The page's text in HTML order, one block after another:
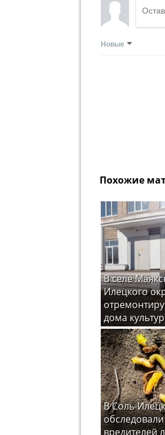
Новые
Похожие
В селе
Илецкого
дома
В Соль-
вредителей